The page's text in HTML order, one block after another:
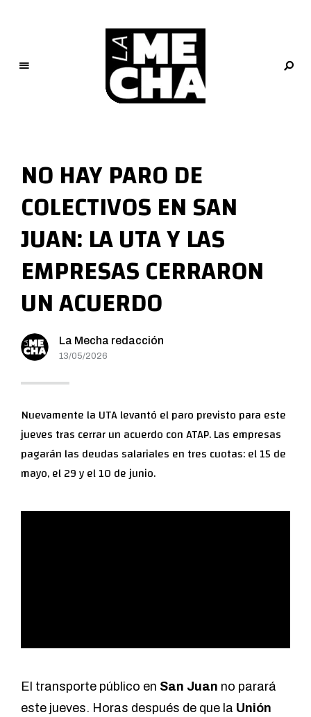
M
e
c
h
a
PERIODISMO DIGITAL
NO HAY PARO DE
COLECTIVOS EN SAN
JUAN: LA UTA Y LAS
EMPRESAS CERRARON
UN ACUERDO
La Mecha redacción
13/05/2026
Nuevamente la UTA levantó el paro previsto para este
jueves tras cerrar un acuerdo con ATAP. Las empresas
pagarán las deudas salariales en tres cuotas: el 15 de
mayo, el 29 y el 10 de junio.
El transporte público en San Juan no parará
este jueves. Horas después de que la Unión